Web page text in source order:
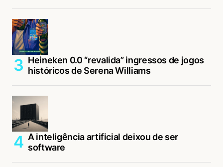
Heineken 0.0 “revalida” ingressos de jogos
históricos de Serena Williams
A inteligência artificial deixou de ser
software